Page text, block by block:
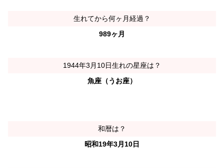
生れてから何ヶ月経過？
989ヶ月
1944年3月10日生れの星座は？
魚座（うお座）
和暦は？
昭和19年3月10日